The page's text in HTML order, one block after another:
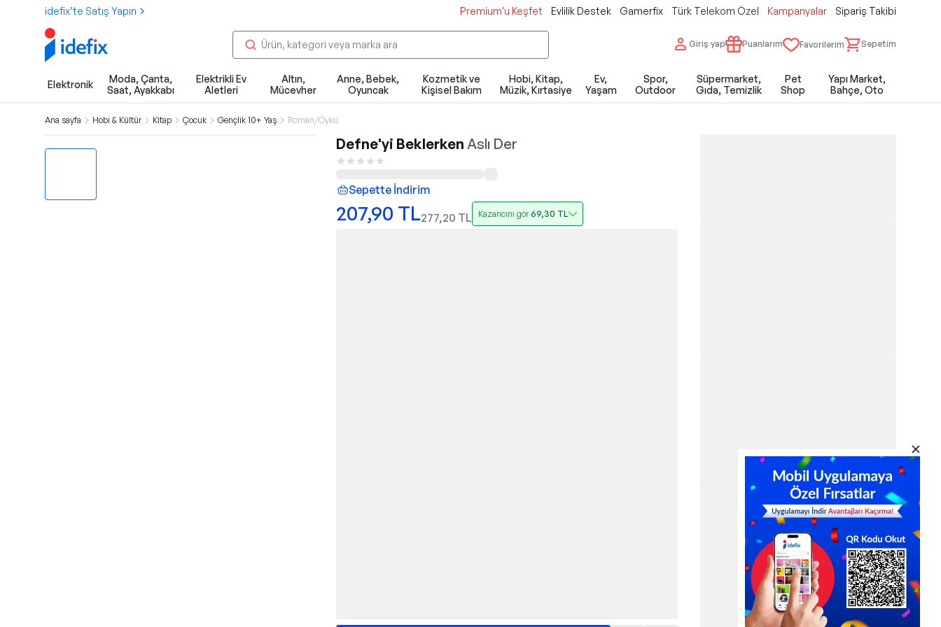
idefix’te Satış Yapın Premium'u Keşfet Evlilik Destek Gamerfix Türk Telekom Özel Kampanyalar Sipariş Takibi
Giriş yap Puanlarım Favorilerim Sepetim
Elektronik
Moda, Çanta,
Saat, Ayakkabı
Elektrikli Ev
Aletleri
Altın,
Mücevher
Anne, Bebek,
Oyuncak
Kozmetik ve
Kişisel Bakım
Hobi, Kitap,
Müzik, Kırtasiye
Ev,
Yaşam
Spor,
Outdoor
Süpermarket,
Gıda, Temizlik
Pet
Shop
Yapı Market,
Bahçe, Oto
Ana sayfa Hobi & Kültür Kitap Çocuk Gençlik 10+ Yaş Roman/Öykü
Defne'yi Beklerken Aslı Der
Sepette İndirim
207,90 TL277,20 TL Kazancını gör69,30 TL